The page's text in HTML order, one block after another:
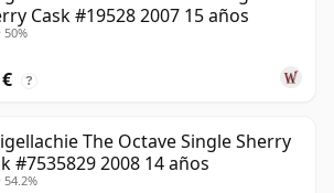
Cask #19528 2007 15 años
50%
?
The Octave Single Sherry
#7535829 2008 14 años
54.2%